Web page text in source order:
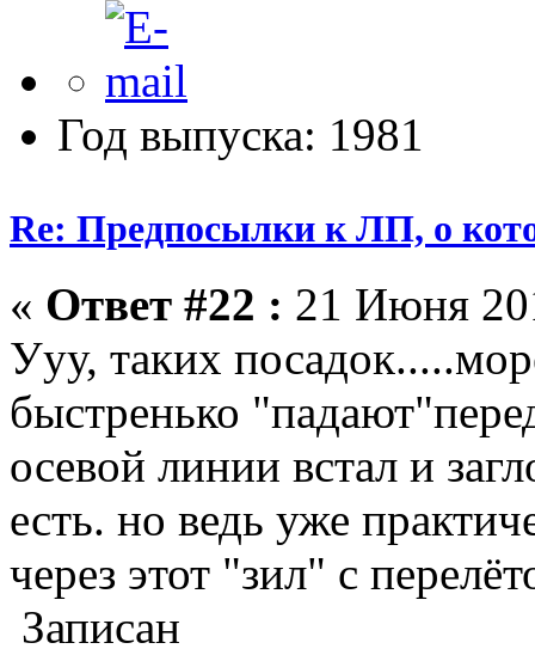
Год выпуска: 1981
Re: Предпосылки к ЛП, о
« Ответ #22 : 21 Июня
Ууу, таких
быстренько
осевой линии встал и
есть. но ведь уже
через этот "зил" с
Записан